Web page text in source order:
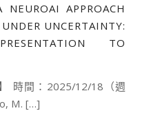
APPROACH
UNCERTAINTY:
TO
時間：2025/12/18（週
M. […]